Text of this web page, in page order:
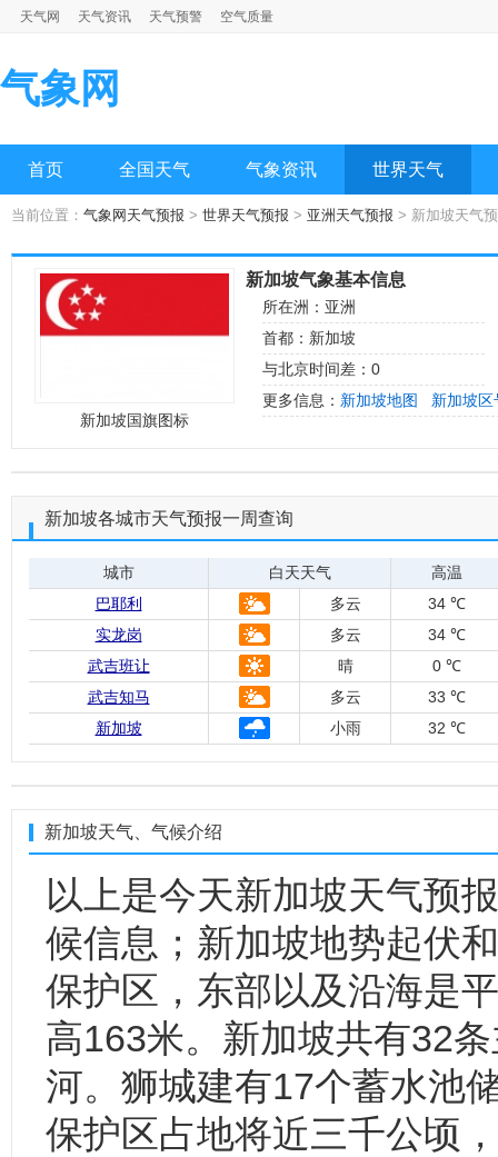
天气网 天气资讯 天气预警 空气质量
气象网
首页 全国天气 气象资讯 世界天气
当前位置： 气象网天气预报 > 世界天气预报 > 亚洲天气预报 > 新加坡天气
新加坡国旗图标
新加坡气象基本信息
所在洲：亚洲
首都：新加坡
与北京时间差：0
更多信息： 新加坡地图 新加坡区
新加坡各城市天气预报一周查询
城市 白天天气
高温
巴耶利
多云
34 ℃
实龙岗
多云
34 ℃
武吉班让
晴
0 ℃
武吉知马
多云
33 ℃
新加坡
小雨 32 ℃
新加坡天气、气候介绍
以上是今天新加坡天气预
候信息；新加坡地势起伏
保护区，东部以及沿海是
高163米。新加坡共有32
河。狮城建有17个蓄水池
保护区占地将近三千公顷